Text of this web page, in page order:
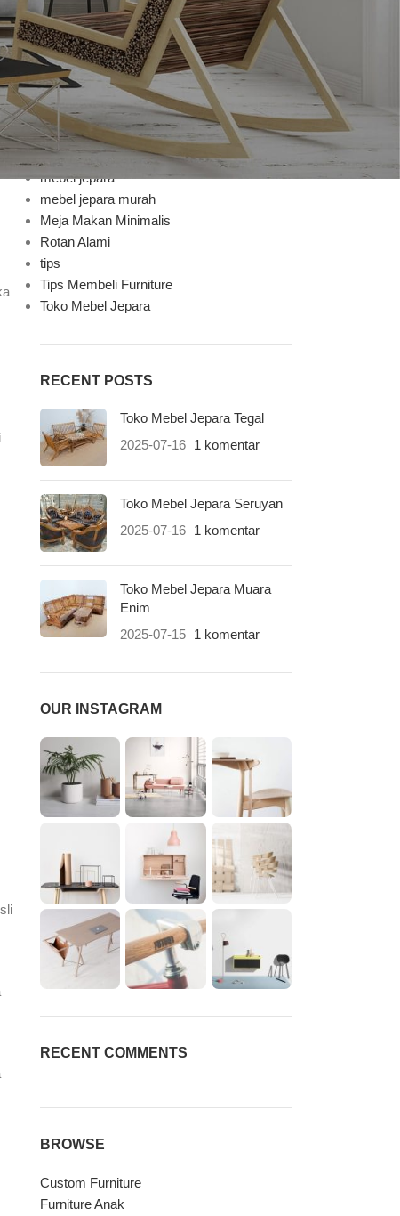
Bufet TV
Decoration
Design trends
Furniture
Furniture Mebel Jepara
Handycraft
Inspiration
Jenis Finishing
mebel jepara
mebel jepara murah
Meja Makan Minimalis
Rotan Alami
tips
Tips Membeli Furniture
Toko Mebel Jepara
RECENT POSTS
Toko Mebel Jepara Tegal
2025-07-16 1 komentar
Toko Mebel Jepara Seruyan
2025-07-16 1 komentar
Toko Mebel Jepara Muara
Enim
2025-07-15 1 komentar
OUR INSTAGRAM
RECENT COMMENTS
BROWSE
Custom Furniture
Furniture Anak